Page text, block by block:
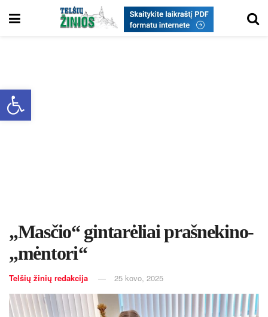
Open toolbar
„Mas­čio“ gin­ta­rė­liai praš­ne­ki­no­
„mėn­tori‘‘
Telšių žinių redakcija 25 kovo, 2025